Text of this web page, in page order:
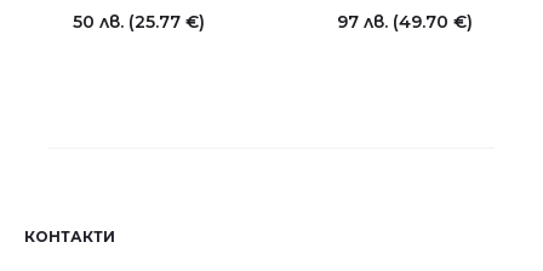
50 лв. (25.77 €)
97 лв. (49.70 €)
КОНТАКТИ